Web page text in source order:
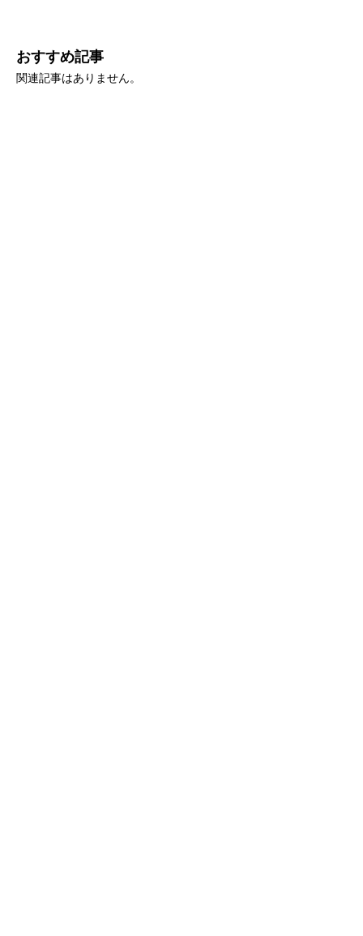
おすすめ記事
関連記事はありません。